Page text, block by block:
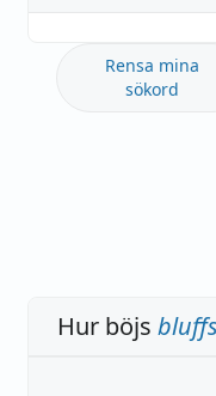
Rensa mina
sökord
Hur böjs